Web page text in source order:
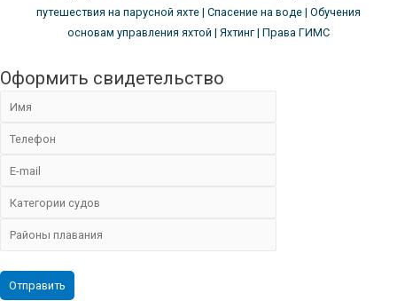
путешествия на парусной яхте | Спасение на воде | Обучения
основам управления яхтой | Яхтинг | Права ГИМС
Оформить свидетельство